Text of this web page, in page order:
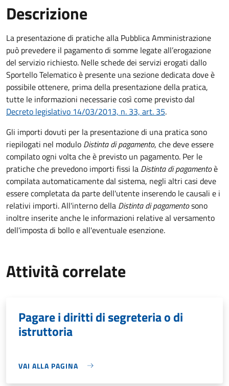
Descrizione
La presentazione di pratiche alla Pubblica Amministrazione
può prevedere il pagamento di somme legate all’erogazione
del servizio richiesto. Nelle schede dei servizi erogati dallo
Sportello Telematico è presente una sezione dedicata dove è
possibile ottenere, prima della presentazione della pratica,
tutte le informazioni necessarie così come previsto dal
Decreto legislativo 14/03/2013, n. 33, art. 35.
Gli importi dovuti per la presentazione di una pratica sono
riepilogati nel modulo Distinta di pagamento, che deve essere
compilato ogni volta che è previsto un pagamento. Per le
pratiche che prevedono importi fissi la Distinta di pagamentoè
compilata automaticamente dal sistema, negli altri casi deve
essere completata da parte dell'utente inserendo le causali e i
relativi importi.All'interno della Distinta di pagamentosono
inoltre inserite anche le informazioni relative al versamento
dell'imposta di bollo e all'eventuale esenzione.
Attività correlate
Pagare i diritti di segreteria o di
istruttoria
VAI ALLA PAGINA